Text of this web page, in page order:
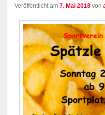
Veröffentlicht am 7. Mai 2018 von